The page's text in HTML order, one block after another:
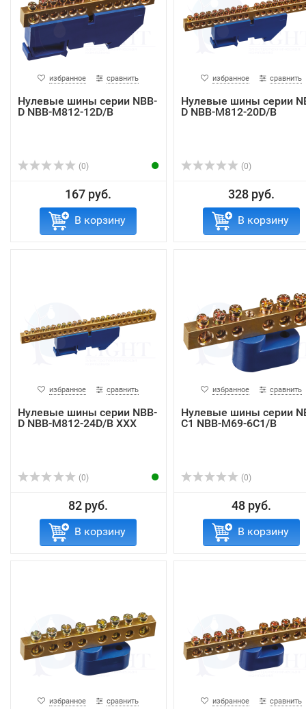
избранное сравнить
Нулевые шины серии NBB-
D NBB-M812-12D/B
(0)
167 руб.
В корзину
избранное сравнить
Нулевые шины серии
D NBB-M812-20D/B
(0)
328 руб.
В корзину
избранное сравнить
Нулевые шины серии NBB-
D NBB-M812-24D/B XXX
(0)
82 руб.
В корзину
избранное сравнить
Нулевые шины серии
C1 NBB-M69-6C1/B
(0)
48 руб.
В корзину
избранное сравнить избранное сравнить